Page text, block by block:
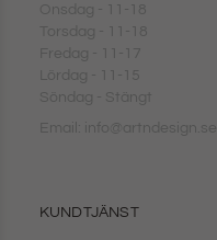
Onsdag - 11-18
Torsdag - 11-18
Fredag - 11-17
Lördag - 11-15
Söndag - Stängt
Email: info@artndesign.se
KUNDTJÄNST